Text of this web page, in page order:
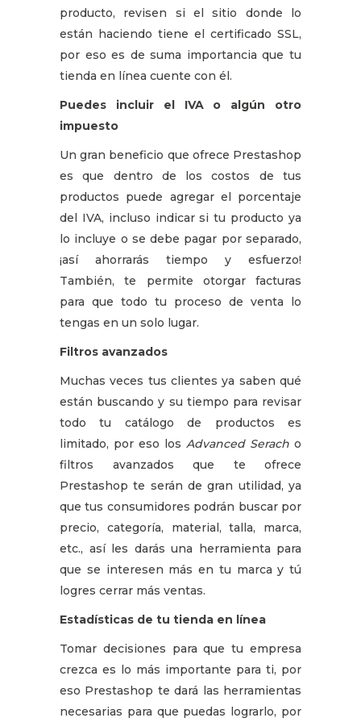
producto, revisen si el sitio donde lo
están haciendo tiene el certificado SSL,
por eso es de suma importancia que tu
tienda en línea cuente con él.
Puedes incluir el IVA o algún otro
impuesto
Un gran beneficio que ofrece Prestashop
es que dentro de los costos de tus
productos puede agregar el porcentaje
del IVA, incluso indicar si tu producto ya
lo incluye o se debe pagar por separado,
¡así ahorrarás tiempo y esfuerzo!
También, te permite otorgar facturas
para que todo tu proceso de venta lo
tengas en un solo lugar.
Filtros avanzados
Muchas veces tus clientes ya saben qué
están buscando y su tiempo para revisar
todo tu catálogo de productos es
limitado, por eso los Advanced Serach o
filtros avanzados que te ofrece
Prestashop te serán de gran utilidad, ya
que tus consumidores podrán buscar por
precio, categoría, material, talla, marca,
etc., así les darás una herramienta para
que se interesen más en tu marca y tú
logres cerrar más ventas.
Estadísticas de tu tienda en línea
Tomar decisiones para que tu empresa
crezca es lo más importante para ti, por
eso Prestashop te dará las herramientas
necesarias para que puedas lograrlo, por